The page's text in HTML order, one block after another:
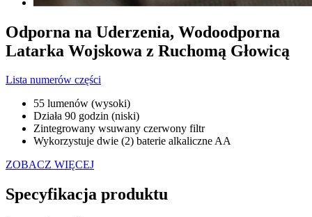
Odporna na Uderzenia, Wodoodporna
Latarka Wojskowa z Ruchomą Głowicą
Lista numerów części
55 lumenów (wysoki)
Działa 90 godzin (niski)
Zintegrowany wsuwany czerwony filtr
Wykorzystuje dwie (2) baterie alkaliczne AA
ZOBACZ WIĘCEJ
Specyfikacja produktu